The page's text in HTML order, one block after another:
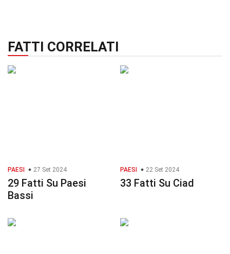
FATTI CORRELATI
PAESI 27 Set 2024
29 Fatti Su Paesi
Bassi
PAESI 22 Set 2024
33 Fatti Su Ciad